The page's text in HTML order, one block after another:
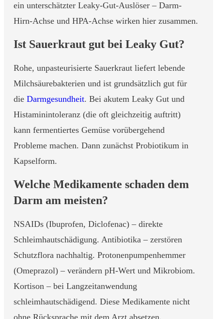
ein unterschätzter Leaky-Gut-Auslöser – Darm-
Hirn-Achse und HPA-Achse wirken hier zusammen.
Ist Sauerkraut gut bei Leaky Gut?
Rohe, unpasteurisierte Sauerkraut liefert lebende
Milchsäurebakterien und ist grundsätzlich gut für
die Darmgesundheit. Bei akutem Leaky Gut und
Histaminintoleranz (die oft gleichzeitig auftritt)
kann fermentiertes Gemüse vorübergehend
Probleme machen. Dann zunächst Probiotikum in
Kapselform.
Welche Medikamente schaden dem
Darm am meisten?
NSAIDs (Ibuprofen, Diclofenac) – direkte
Schleimhautschädigung. Antibiotika – zerstören
Schutzflora nachhaltig. Protonenpumpenhemmer
(Omeprazol) – verändern pH-Wert und Mikrobiom.
Kortison – bei Langzeitanwendung
schleimhautschädigend. Diese Medikamente nicht
ohne Rücksprache mit dem Arzt absetzen,